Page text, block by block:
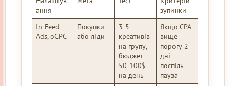
ання
зупинки
In-Feed
Ads, oCPC
Покупки
або ліди
3-5
креативів
на групу,
бюджет
50-100$
на день
Якщо CPA
вище
порогу 2
дні
поспіль –
пауза